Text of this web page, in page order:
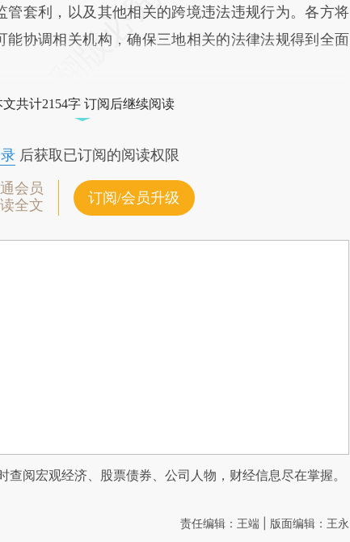
管套利，以及其他相关的跨境违法违规行为。各方将
能协调相关机构，确保三地相关的法律法规得到全面
文共计2154字 订阅后继续阅读
后获取已订阅的阅读权限
会员
全文
订阅/会员升级
查阅宏观经济、股票债券、公司人物，财经信息尽在掌握。
责任编辑：王端 | 版面编辑：王永